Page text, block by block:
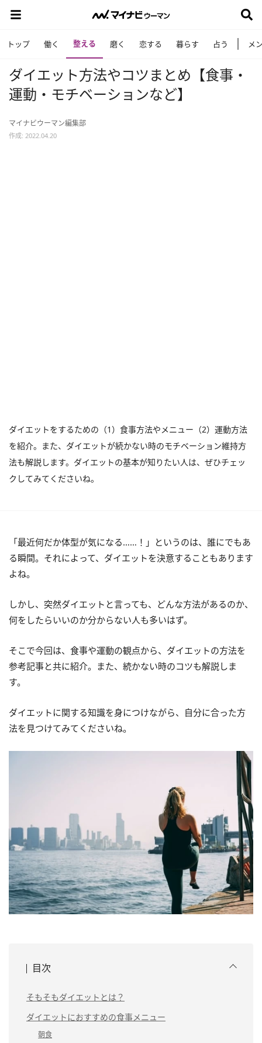
トップ 働く 整える 磨く 恋する 暮らす 占う メ
ダイエット方法やコツまとめ【食事・
運動・モチベーションなど】
マイナビウーマン編集部
作成: 2022.04.20
ダイエットをするための（1）食事方法やメニュー（2）運動方法
を紹介。また、ダイエットが続かない時のモチベーション維持方
法も解説します。ダイエットの基本が知りたい人は、ぜひチェッ
クしてみてくださいね。
「最近何だか体型が気になる……！」というのは、誰にでもあ
る瞬間。それによって、ダイエットを決意することもあります
よね。
しかし、突然ダイエットと言っても、どんな方法があるのか、
何をしたらいいのか分からない人も多いはず。
そこで今回は、食事や運動の観点から、ダイエットの方法を
参考記事と共に紹介。また、続かない時のコツも解説しま
す。
ダイエットに関する知識を身につけながら、自分に合った方
法を見つけてみてくださいね。
目次
そもそもダイエットとは？
ダイエットにおすすめの食事メニュー
朝食